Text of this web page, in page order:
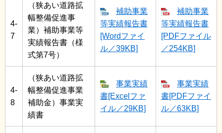
4-
7
（狭あい道路拡
幅整備促進事
業）補助事業等
実績報告書（様
式第7号）
補助事業
等実績報告書
[Wordファイ
ル／39KB]
補助事業
等実績報告書
[PDFファイル
／254KB]
4-
8
（狭あい道路拡
幅整備促進事業
補助金）事業実
績書
事業実績
書[Excelファ
イル／29KB]
事業実績
書[PDFファイ
ル／63KB]